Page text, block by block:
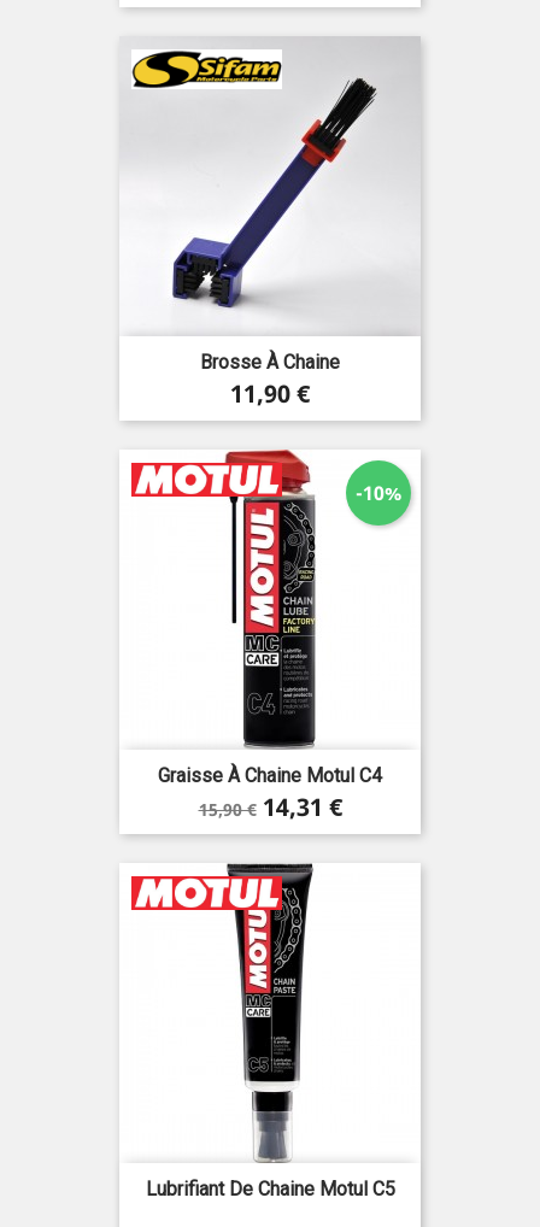
Brosse À Chaine
Prix
11,90 €
Graisse À Chaine Motul C4
Prix
de
15,90 € Prix
14,31 €
-10%
Lubrifiant De Chaine Motul C5